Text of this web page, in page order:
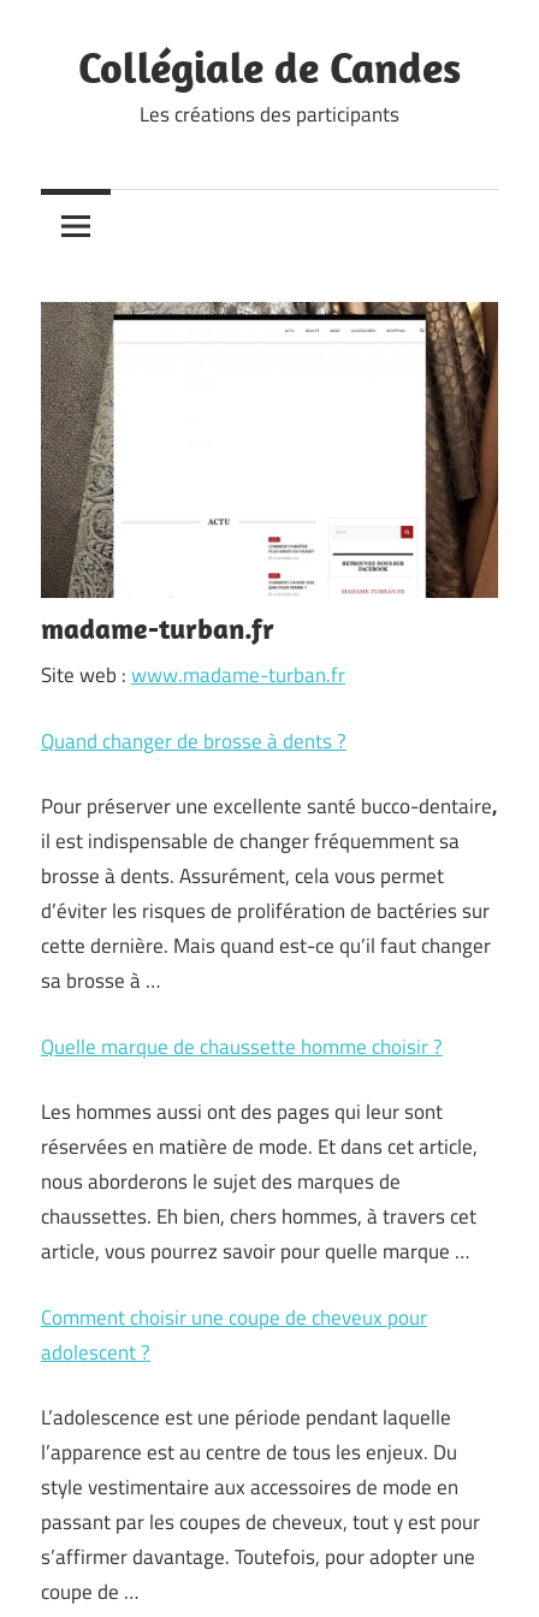
contentCollégiale de Candes
Les créations des participants
madame-turban.fr
Site web :www.madame-turban.fr
Quand changer de brosse à dents ?
Pour préserver une excellente santé bucco-dentaire,
il est indispensable de changer fréquemment sa
brosse à dents. Assurément, cela vous permet
d’éviter les risques de prolifération de bactéries sur
cette dernière. Mais quand est-ce qu’il faut changer
sa brosse à …
Quelle marque de chaussette homme choisir ?
Les hommes aussi ont des pages qui leur sont
réservées en matière de mode. Et dans cet article,
nous aborderons le sujet des marques de
chaussettes. Eh bien, chers hommes, à travers cet
article, vous pourrez savoir pour quelle marque …
Comment choisir une coupe de cheveux pour
adolescent ?
L’adolescence est une période pendant laquelle
l’apparence est au centre de tous les enjeux. Du
style vestimentaire aux accessoires de mode en
passant par les coupes de cheveux, tout y est pour
s’affirmer davantage. Toutefois, pour adopter une
coupe de …